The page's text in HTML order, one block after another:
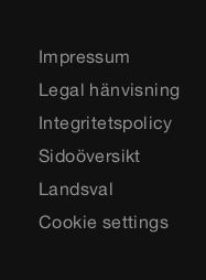
Impressum
Legal hänvisning
Integritetspolicy
Sidoöversikt
Landsval
Cookie settings